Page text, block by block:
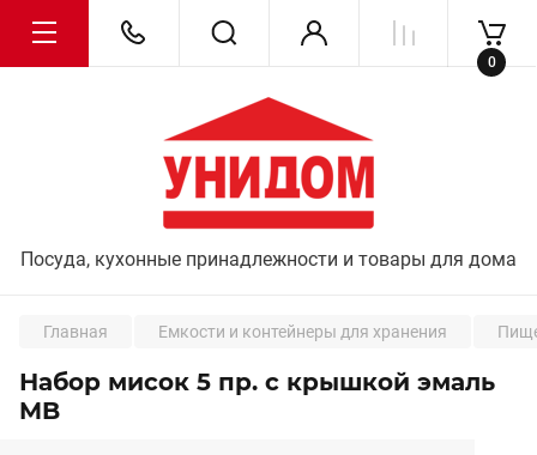
Посуда, кухонные принадлежности и товары для дома
0
Главная Емкости и контейнеры для хранения
Набор мисок 5 пр. с крышкой эмаль
MB